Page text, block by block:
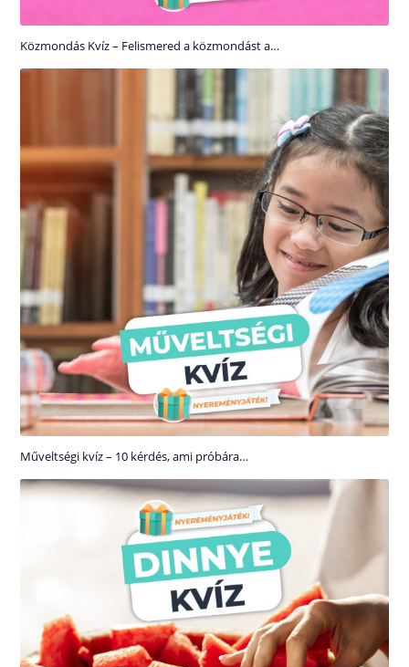
Közmondás Kvíz – Felismered a közmondást a…
Műveltségi kvíz – 10 kérdés, ami próbára…